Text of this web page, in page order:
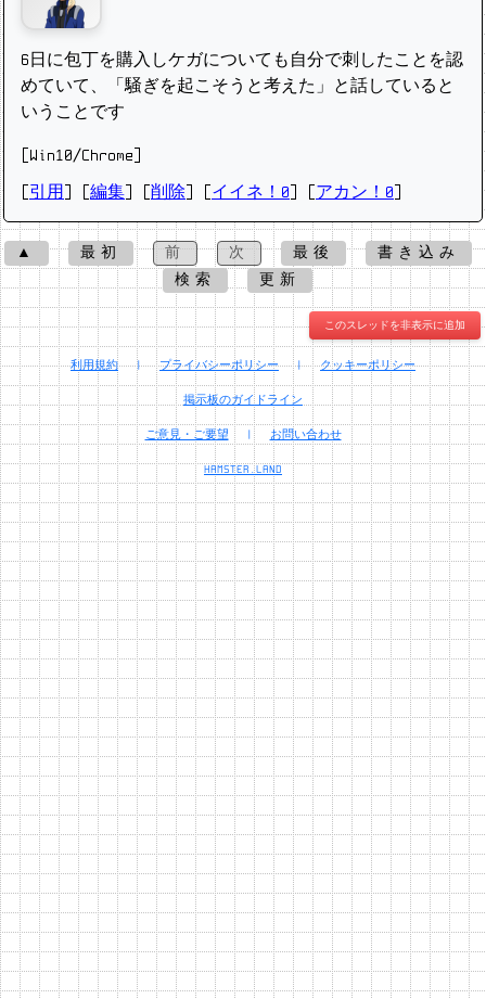
6日に包丁を購入しケガについても自分で刺したことを認
めていて、「騒ぎを起こそうと考えた」と話していると
いうことです
[Win10/Chrome]
引用 編集 削除 イイネ！0 アカン！0
▲ 最初 前 次 最後
書き込み
検索
更新
このスレッドを非表示に追加
利用規約 | プライバシーポリシー | クッキーポリシー
掲示板のガイドライン
ご意見・ご要望 | お問い合わせ
HAMSTER.LAND